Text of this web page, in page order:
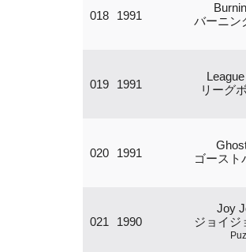
018 1991
バーニン
019 1991
リーグ
020 1991
ゴースト
021 1990
Joy
ジョイジ